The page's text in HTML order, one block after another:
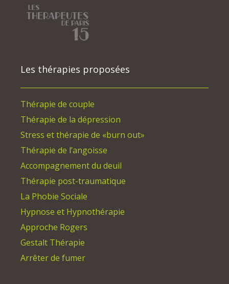
Les thérapies proposées
Thérapie de couple
Thérapie de la dépression
Stress et thérapie de «burn out»
Thérapie de l’angoisse
Accompagnement du deuil
Thérapie post-traumatique
La Phobie Sociale
Hypnose et Hypnothérapie
Approche Rogers
Gestalt Thérapie
Arrêter de fumer